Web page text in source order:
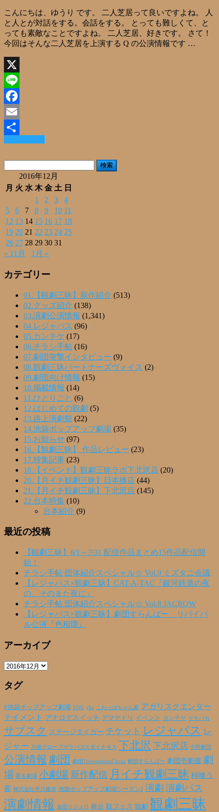
こんにちは、ゆうり です。 二人芝居って良いですよね。 人
と人とが対話をする。会話をする。 とっても難しくて、と
っても素敵なことですよね。 二人芝居、好きです。 さて！
今回はそんな二人芝居を上演する Q の公演情報です …
X
Line
Facebook
Email
共
有
2016年12月
月 火 水 木 金 土 日
1
2 3
4
5
6 7 8 9 10 11
12 13 14 15 16 17 18
19 20 21 22 23 24 25
26 27 28 29 30 31
« 11月
1月 »
カテゴリー
01.【観劇三昧】新作紹介 (513)
02.グッズ紹介 (138)
03.演劇公演情報 (1,341)
04.レジャパス (96)
05.カンチケ (17)
06.チラシ手帖 (16)
07.劇団突撃インタビュー (9)
08.観劇三昧パートナーズヴォイス (2)
09.劇団向け情報 (15)
10.掲載情報 (14)
11.ひとりごと (6)
12.はじめての観劇 (5)
13.路上演劇祭 (22)
14.池袋ポップアップ劇場 (35)
15.お知らせ (97)
16.【観劇三昧】 作品レビュー (23)
17.特集記事 (23)
18.【イベント】観劇三昧ラボ下北沢店 (20)
20.【月イチ観劇三昧】日本橋店 (44)
21.【月イチ観劇三昧】下北沢店 (145)
22.台本特集 (10)
台本紹介 (9)
最近の投稿
【観劇三昧】6/1～7/31 配信作品まとめ15作品配信開
始！
チラシ手帖 団体紹介スペシャル☆ Vol.9 ミズタニ会議
【レジャパス×観劇三昧】CAT-A-TAC『銀河鉄道の夜
の、そのまた夜に』
チラシ手帖 団体紹介スペシャル☆ Vol.8 JACROW
【レジャパス×観劇三昧】劇団すらんばー リバイバ
ル公演『色相環』
アーカイブ
ア
カ
ブ
タグ
#池袋ポップアップ劇場 ENG yhs こわっぱちゃん家 アガリスクエンター
テイメント アナログスイッチ アマヤドリ イベント カンチケ ゲキバカ
サブスク ステージタイガー チケット レジャパス レ
ジャー 万能グローブガラパゴスダイナモス 下北沢 下北沢店 中野劇団
公演情報 劇団 劇団TremendousCircus 劇団すらんばー 劇団壱劇屋 劇
場 匿名劇壇 小劇場 新作配信 月イチ観劇三昧 柿喰う
客 株式会社早川書房 池袋ポップアップ劇場シーズン2 演劇 演劇パス
演劇情報 激団リジョロ 舞台 観フェス 観劇 観劇三昧